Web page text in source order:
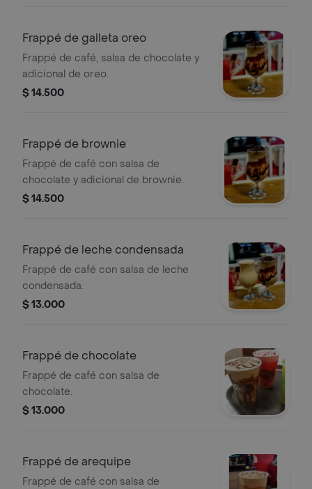
Frappé de galleta oreo
Frappé de café, salsa de chocolate y
adicional de oreo.
$ 14.500
Frappé de brownie
Frappé de café con salsa de
chocolate y adicional de brownie.
$ 14.500
Frappé de leche condensada
Frappé de café con salsa de leche
condensada.
$ 13.000
Frappé de chocolate
Frappé de café con salsa de
chocolate.
$ 13.000
Frappé de arequipe
Frappé de café con salsa de